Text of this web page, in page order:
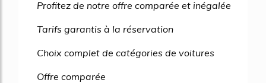
Profitez de notre offre comparée et inégalée
Tarifs garantis à la réservation
Choix complet de catégories de voitures
Offre comparée